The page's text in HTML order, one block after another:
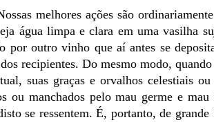
melhores ações são
água limpa e clara em uma vasilha
por outro vinho que aí antes se
recipientes. Do mesmo modo,
suas graças e orvalhos celestiais
ou manchados pelo mau germe e
se ressentem. É, portanto, de